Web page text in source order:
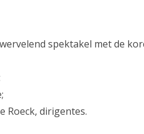
spektakel met de
Roeck, dirigentes.